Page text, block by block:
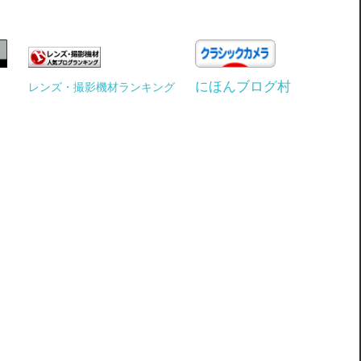
にほんブログ村
レンズ・撮影機材ランキング